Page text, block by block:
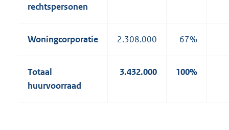
rechtspersonen
Woningcorporatie 2.308.000 67%
Totaal
huurvoorraad
3.432.000 100%